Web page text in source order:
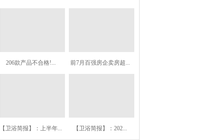
206款产品不合格!... 前7月百强房企卖房超...
【卫浴简报】：上半年... 【卫浴简报】：202...